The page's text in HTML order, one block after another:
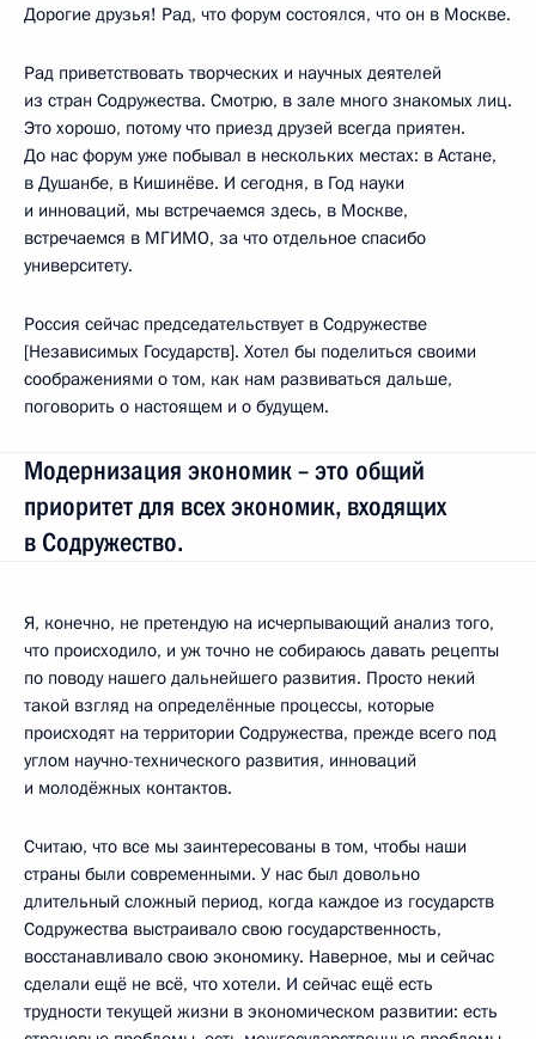
Дорогие друзья! Рад, что форум состоялся, что он в Москве.
Рад приветствовать творческих и научных деятелей
из стран Содружества. Смотрю, в зале много знакомых лиц.
Это хорошо, потому что приезд друзей всегда приятен.
До нас форум уже побывал в нескольких местах: в Астане,
в Душанбе, в Кишинёве. И сегодня, в Год науки
и инноваций, мы встречаемся здесь, в Москве,
встречаемся в МГИМО, за что отдельное спасибо
университету.
Россия сейчас председательствует в Содружестве
[Независимых Государств]. Хотел бы поделиться своими
соображениями о том, как нам развиваться дальше,
поговорить о настоящем и о будущем.
Модернизация экономик – это общий
приоритет для всех экономик, входящих
в Содружество.
Я, конечно, не претендую на исчерпывающий анализ того,
что происходило, и уж точно не собираюсь давать рецепты
по поводу нашего дальнейшего развития. Просто некий
такой взгляд на определённые процессы, которые
происходят на территории Содружества, прежде всего под
углом научно-технического развития, инноваций
и молодёжных контактов.
Считаю, что все мы заинтересованы в том, чтобы наши
страны были современными. У нас был довольно
длительный сложный период, когда каждое из государств
Содружества выстраивало свою государственность,
восстанавливало свою экономику. Наверное, мы и сейчас
сделали ещё не всё, что хотели. И сейчас ещё есть
трудности текущей жизни в экономическом развитии: есть